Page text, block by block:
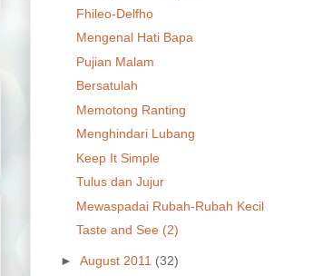
Fhileo-Delfho
Mengenal Hati Bapa
Pujian Malam
Bersatulah
Memotong Ranting
Menghindari Lubang
Keep It Simple
Tulus dan Jujur
Mewaspadai Rubah-Rubah Kecil
Taste and See (2)
► August 2011 (32)